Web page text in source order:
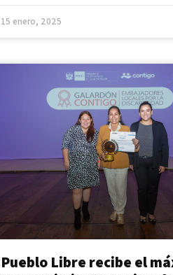
15 enero, 2025
Pueblo Libre recibe el